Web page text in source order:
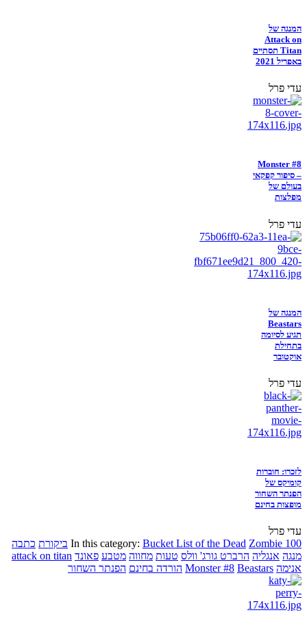
המנגה של
Attack on
Titan תסתיים
באפריל 2021
עדי פרל
Monster #8
– סיפור קפקאי
בעולם של
מפלצות
עדי פרל
המנגה של
Beastars
תגיע לסיומה
בתחילת
אוקטובר
עדי פרל
לזכרו: חוברות
קומיקס של
הפנתר השחור
מופצות בחינם
עדי פרל
In this category: Bucket List of the Dead Zombie 100 ביקורת כתבה
מנגה אנגליה הרברט גורג' וולס טעות מחווה מטבע פאונד attack on titan
אנימה
Monster #8 Beastars הורדה בחינם הפנתר השחור